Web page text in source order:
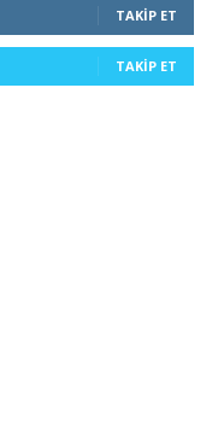
TAKIP ET
TAKIP ET